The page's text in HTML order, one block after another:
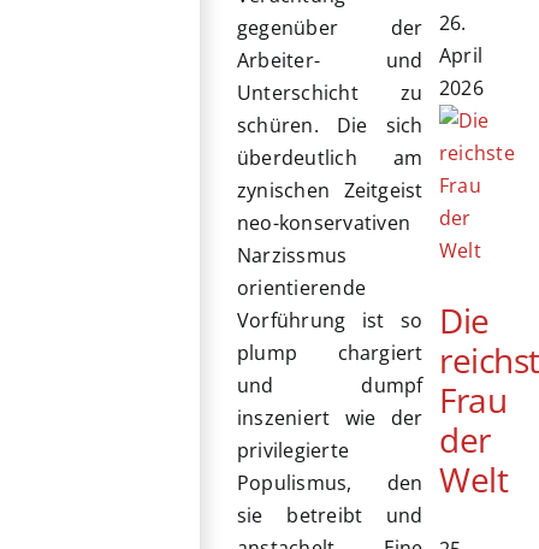
gegenüber der
Arbeiter- und
Unterschicht zu
schüren. Die sich
überdeutlich am
zynischen Zeitgeist
neo-konservativen
Narzissmus
orientierende
Vorführung ist so
plump chargiert
und dumpf
inszeniert wie der
privilegierte
Populismus, den
sie betreibt und
26.
April
2026
Die
Frau
der
Welt